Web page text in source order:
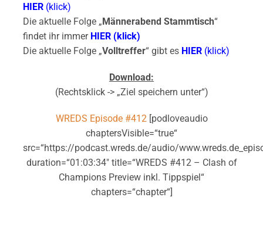
HIER(klick)
Die aktuelle Folge „Männerabend Stammtisch“
findet ihr immer HIER (klick)
Die aktuelle Folge „Volltreffer“ gibt es HIER(klick)
Download:
(Rechtsklick -> „Ziel speichern unter“)
WREDS Episode #412 [podloveaudio
chaptersVisible=“true“
src=“https://podcast.wreds.de/audio/
duration=“01:03:34″ title=“WREDS #412 – Clash of
Champions Preview inkl. Tippspiel“
chapters=“chapter“]